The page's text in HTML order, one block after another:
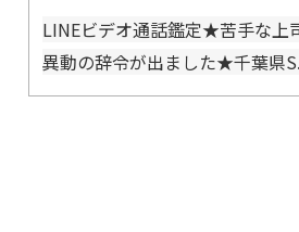
​LINEビデオ通話鑑定★苦手な上
異動の辞令が出ました★千葉県